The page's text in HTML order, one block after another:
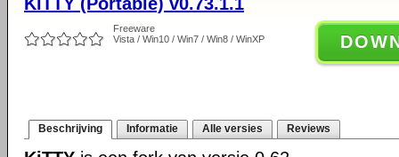
Freeware
Vista / Win10 / Win7 / Win8 / WinXP
Beschrijving Informatie Alle versies Reviews